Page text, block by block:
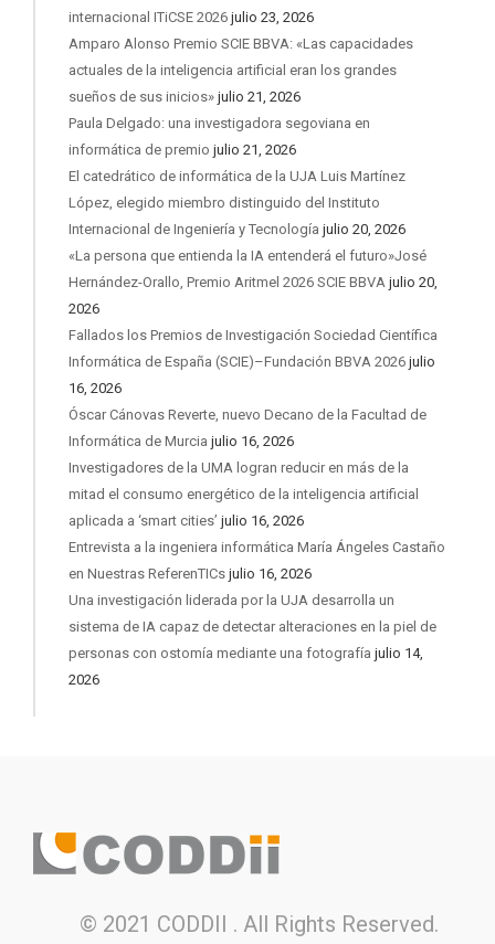
internacional ITiCSE 2026 julio 23, 2026
Amparo Alonso Premio SCIE BBVA: «Las capacidades
actuales de la inteligencia artificial eran los grandes
sueños de sus inicios» julio 21, 2026
Paula Delgado: una investigadora segoviana en
informática de premio julio 21, 2026
El catedrático de informática de la UJA Luis Martínez
López, elegido miembro distinguido del Instituto
Internacional de Ingeniería y Tecnología julio 20, 2026
«La persona que entienda la IA entenderá el futuro»José
Hernández-Orallo, Premio Aritmel 2026 SCIE BBVA julio 20,
2026
Fallados los Premios de Investigación Sociedad Científica
Informática de España (SCIE)–Fundación BBVA 2026 julio
16, 2026
Óscar Cánovas Reverte, nuevo Decano de la Facultad de
Informática de Murcia julio 16, 2026
Investigadores de la UMA logran reducir en más de la
mitad el consumo energético de la inteligencia artificial
aplicada a ‘smart cities’ julio 16, 2026
Entrevista a la ingeniera informática María Ángeles Castaño
en Nuestras ReferenTICs julio 16, 2026
Una investigación liderada por la UJA desarrolla un
sistema de IA capaz de detectar alteraciones en la piel de
personas con ostomía mediante una fotografía julio 14,
2026
© 2021 CODDII . All Rights Reserved.